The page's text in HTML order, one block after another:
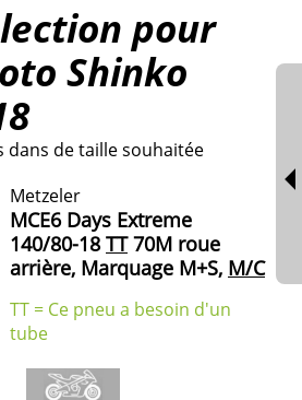
pour
Shinko
dans de taille souhaitée
Metzeler
MCE6 Days Extreme
140/80-18 TT70M roue
arrière, Marquage M+S, M/C
TT = Ce pneu a besoin d'un
tube